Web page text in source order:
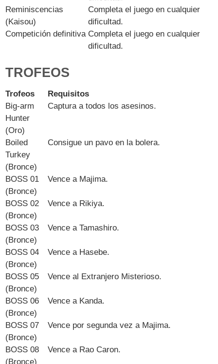
Reminiscencias
(Kaisou)
Completa el juego en cualquier
dificultad.
Competición definitiva Completa el juego en cualquier
dificultad.
TROFEOS
Trofeos
Requisitos
Big-arm
Hunter
(Oro)
Captura a todos los asesinos.
Boiled
Turkey
(Bronce)
Consigue un pavo en la bolera.
BOSS 01
(Bronce)
Vence a Majima.
BOSS 02
(Bronce)
Vence a Rikiya.
BOSS 03
(Bronce)
Vence a Tamashiro.
BOSS 04
(Bronce)
Vence a Hasebe.
BOSS 05
(Bronce)
Vence al Extranjero Misterioso.
BOSS 06
(Bronce)
Vence a Kanda.
BOSS 07
(Bronce)
Vence por segunda vez a Majima.
BOSS 08
(Bronce)
Vence a Rao Caron.